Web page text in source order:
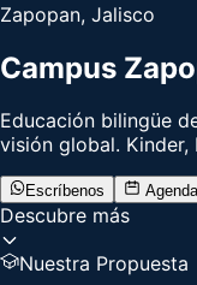
Zapopan, Jalisco
Campus
Educación bilingüe
visión global. Kinder,
Escríbenos
Descubre más
Nuestra Propuesta